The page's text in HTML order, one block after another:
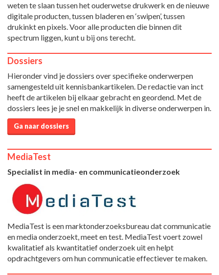
weten te slaan tussen het ouderwetse drukwerk en de nieuwe
digitale producten, tussen bladeren en ‘swipen’, tussen
drukinkt en pixels. Voor alle producten die binnen dit
spectrum liggen, kunt u bij ons terecht.
Dossiers
Hieronder vind je dossiers over specifieke onderwerpen
samengesteld uit kennisbankartikelen. De redactie van inct
heeft de artikelen bij elkaar gebracht en geordend. Met de
dossiers lees je je snel en makkelijk in diverse onderwerpen in.
Ga naar dossiers
MediaTest
Specialist in media- en communicatieonderzoek
MediaTest is een marktonderzoeksbureau dat communicatie
en media onderzoekt, meet en test. MediaTest voert zowel
kwalitatief als kwantitatief onderzoek uit en helpt
opdrachtgevers om hun communicatie effectiever te maken.